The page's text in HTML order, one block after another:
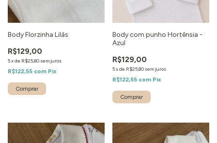
Body Florzinha Lilás
R$129,00
5xde R$25,80 sem juros
R$122,55 com Pix
Body com punho Hortênsia -
Azul
R$129,00
5xde R$25,80 sem juros
R$122,55 com Pix
1/2 1/2